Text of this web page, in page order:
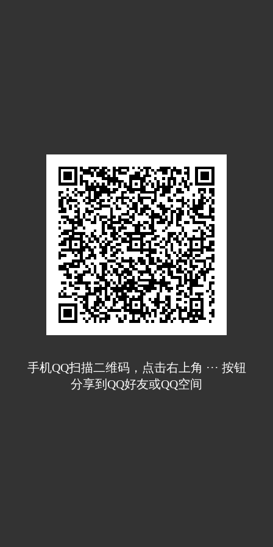
手机QQ扫描二维码，点击右上角 ··· 按钮
分享到QQ好友或QQ空间